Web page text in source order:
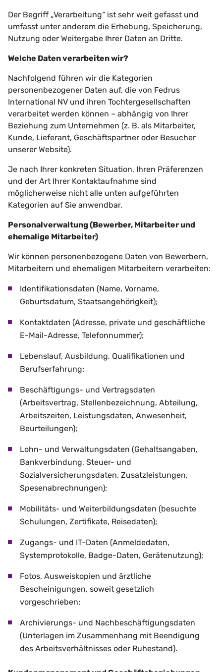
Der Begriff „Verarbeitung“ ist sehr weit gefasst und
umfasst unter anderem die Erhebung, Speicherung,
Nutzung oder Weitergabe Ihrer Daten an Dritte.
Welche Daten verarbeiten wir?
Nachfolgend führen wir die Kategorien
personenbezogener Daten auf, die von Fedrus
International NV und ihren Tochtergesellschaften
verarbeitet werden können – abhängig von Ihrer
Beziehung zum Unternehmen (z. B. als Mitarbeiter,
Kunde, Lieferant, Geschäftspartner oder Besucher
unserer Website).
Je nach Ihrer konkreten Situation, Ihren Präferenzen
und der Art Ihrer Kontaktaufnahme sind
möglicherweise nicht alle unten aufgeführten
Kategorien auf Sie anwendbar.
Personalverwaltung (Bewerber, Mitarbeiter und
ehemalige Mitarbeiter)
Wir können personenbezogene Daten von Bewerbern,
Mitarbeitern und ehemaligen Mitarbeitern verarbeiten:
Identifikationsdaten (Name, Vorname,
Geburtsdatum, Staatsangehörigkeit);
Kontaktdaten (Adresse, private und geschäftliche
E-Mail-Adresse, Telefonnummer);
Lebenslauf, Ausbildung, Qualifikationen und
Berufserfahrung;
Beschäftigungs- und Vertragsdaten
(Arbeitsvertrag, Stellenbezeichnung, Abteilung,
Arbeitszeiten, Leistungsdaten, Anwesenheit,
Beurteilungen);
Lohn- und Verwaltungsdaten (Gehaltsangaben,
Bankverbindung, Steuer- und
Sozialversicherungsdaten, Zusatzleistungen,
Spesenabrechnungen);
Mobilitäts- und Weiterbildungsdaten (besuchte
Schulungen, Zertifikate, Reisedaten);
Zugangs- und IT-Daten (Anmeldedaten,
Systemprotokolle, Badge-Daten, Gerätenutzung);
Fotos, Ausweiskopien und ärztliche
Bescheinigungen, soweit gesetzlich
vorgeschrieben;
Archivierungs- und Nachbeschäftigungsdaten
(Unterlagen im Zusammenhang mit Beendigung
des Arbeitsverhältnisses oder Ruhestand).